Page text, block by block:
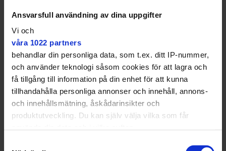
Ansvarsfull användning av dina uppgifter
Vi och
våra 1022 partners
behandlar din personliga data, som t.ex. ditt IP-nummer,
och använder teknologi såsom cookies för att lagra och
få tillgång till information på din enhet för att kunna
tillhandahålla personliga annonser och innehåll, annons-
och innehållsmätning, åskådarinsikter och
produktutveckling. Du kan själv välja vilka som får
på plats, bland annat Rebellmammorna Ekerö,
Naturskyddsföreningen, Kyrkornas second hand och
Coop Stenhamra med lokala producenter. För barn
finns det pyssel och möjlighet att odla.
Det finns ett stort
miljöengagemang här ute.